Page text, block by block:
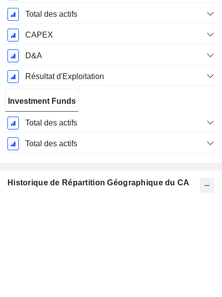
Total des actifs
CAPEX
D&A
Résultat d'Exploitation
Investment Funds
Total des actifs
Total des actifs
Historique de Répartition Géographique du CA